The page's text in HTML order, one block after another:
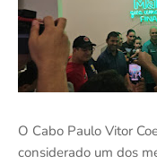
O Cabo Paulo Vitor
considerado um dos